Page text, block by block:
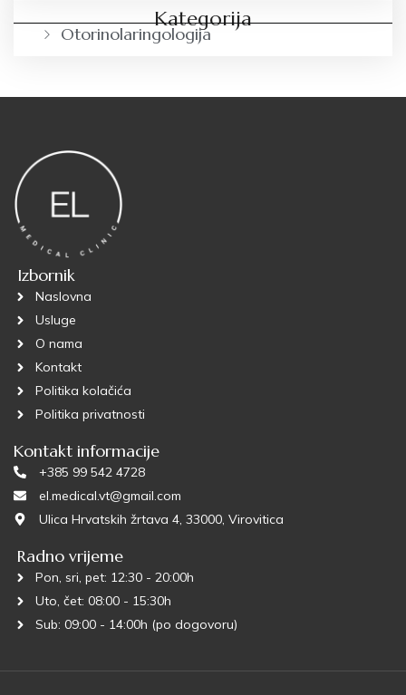
Kategorija
Otorinolaringologija
Izbornik
Naslovna
Usluge
O nama
Kontakt
Politika kolačića
Politika privatnosti
Kontakt informacije
+385 99 542 4728
el.medical.vt@gmail.com
Ulica Hrvatskih žrtava 4, 33000, Virovitica
Radno vrijeme
Pon, sri, pet: 12:30 - 20:00h
Uto, čet: 08:00 - 15:30h
Sub: 09:00 - 14:00h (po dogovoru)